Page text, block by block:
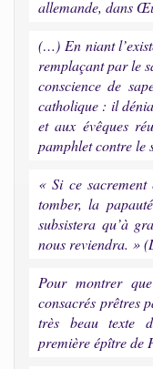
allemande, dans
(…) En niant
remplaçant par le
conscience de
catholique : il
et aux évêques
pamphlet contre le
« Si ce
tomber, la
subsistera qu’à
nous reviendra. »
Pour montrer
consacrés prêtres
très beau texte
première épître de